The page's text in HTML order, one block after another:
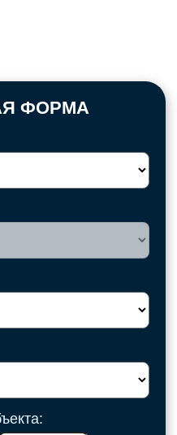
ФОРМА